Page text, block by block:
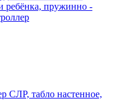
ребёнка, пружинно -